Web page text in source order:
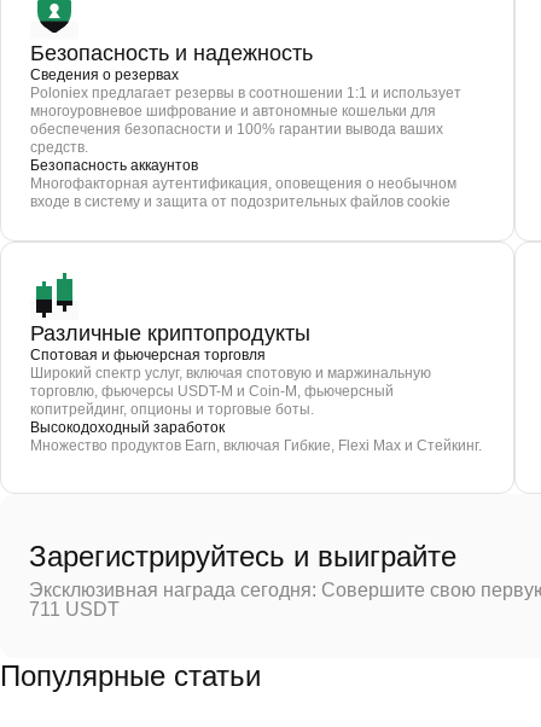
Безопасность и надежность
Сведения о резервах
Poloniex предлагает резервы в соотношении 1:1 и использует
многоуровневое шифрование и автономные кошельки для
обеспечения безопасности и 100% гарантии вывода ваших
средств.
Безопасность аккаунтов
Многофакторная аутентификация, оповещения о необычном
входе в систему и защита от подозрительных файлов cookie
Различные криптопродукты
Спотовая и фьючерсная торговля
Широкий спектр услуг, включая спотовую и маржинальную
торговлю, фьючерсы USDT-M и Coin-M, фьючерсный
копитрейдинг, опционы и торговые боты.
Высокодоходный заработок
Множество продуктов Earn, включая Гибкие, Flexi Max и Стейкинг.
Зарегистрируйтесь и выиграйте
Эксклюзивная награда сегодня: Совершите свою
711 USDT
Популярные статьи